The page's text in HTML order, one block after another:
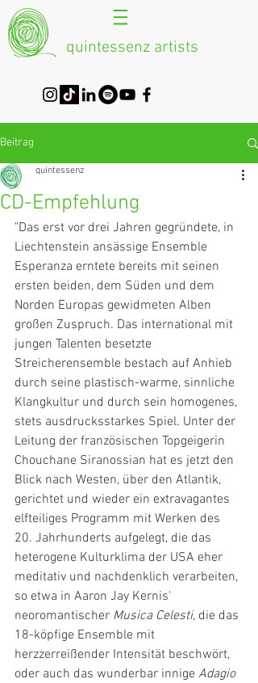
quintessenz artists
Beitrag
CD-Empfehlung
quintessenz
"Das erst vor drei Jahren gegründete, in
Liechtenstein ansässige Ensemble
Esperanza erntete bereits mit seinen
ersten beiden, dem Süden und dem
Norden Europas gewidmeten Alben
großen Zuspruch. Das international mit
jungen Talenten besetzte
Streicherensemble bestach auf Anhieb
durch seine plastisch-warme, sinnliche
Klangkultur und durch sein homogenes,
stets ausdrucksstarkes Spiel. Unter der
Leitung der französischen Topgeigerin
Chouchane Siranossian hat es jetzt den
Blick nach Westen, über den Atlantik,
gerichtet und wieder ein extravagantes
elfteiliges Programm mit Werken des
20. Jahrhunderts aufgelegt, die das
heterogene Kulturklima der USA eher
meditativ und nachdenklich verarbeiten,
so etwa in Aaron Jay Kernis'
neoromantischer Musica Celesti, die das
18-köpfige Ensemble mit
herzzerreißender Intensität beschwört,
oder auch das wunderbar innige Adagio